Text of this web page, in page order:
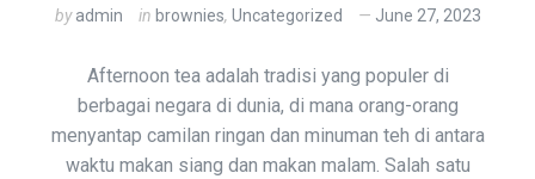
byadmin in brownies, Uncategorized June 27, 2023
Afternoon tea adalah tradisi yang populer di
berbagai negara di dunia, di mana orang-orang
menyantap camilan ringan dan minuman teh di antara
waktu makan siang dan makan malam. Salah satu